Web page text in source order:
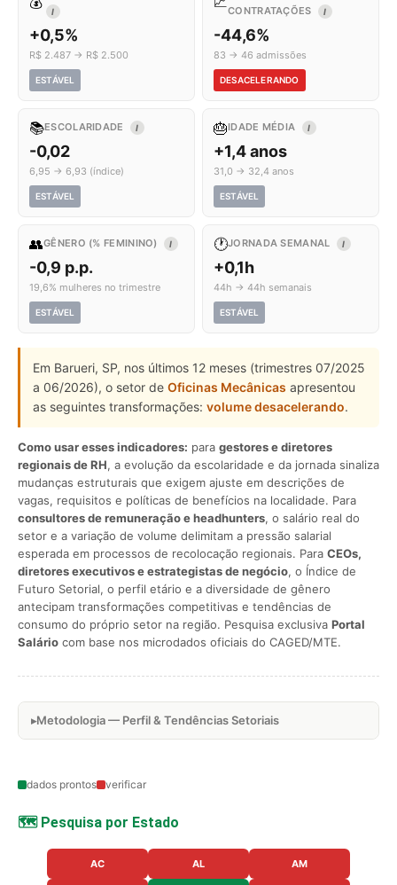
I
+0,5%
R$ 2.487 → R$ 2.500
ESTÁVEL
CONTRATAÇÕES I
-44,6%
83 → 46 admissões
DESACELERANDO
📚ESCOLARIDADE I
-0,02
6,95 → 6,93 (índice)
ESTÁVEL
🎂IDADE MÉDIA I
+1,4 anos
31,0 → 32,4 anos
ESTÁVEL
👥GÊNERO (% FEMININO) I
-0,9 p.p.
19,6% mulheres no trimestre
ESTÁVEL
🕐JORNADA SEMANAL I
+0,1h
44h → 44h semanais
ESTÁVEL
Em Barueri, SP, nos últimos 12 meses (trimestres 07/2025
a 06/2026), o setor de Oficinas Mecânicas apresentou
as seguintes transformações: volume desacelerando.
Como usar esses indicadores: para gestores e diretores
regionais de RH, a evolução da escolaridade e da jornada sinaliza
mudanças estruturais que exigem ajuste em descrições de
vagas, requisitos e políticas de benefícios na localidade. Para
consultores de remuneração e headhunters, o salário real do
setor e a variação de volume delimitam a pressão salarial
esperada em processos de recolocação regionais. Para CEOs,
diretores executivos e estrategistas de negócio, o Índice de
Futuro Setorial, o perfil etário e a diversidade de gênero
antecipam transformações competitivas e tendências de
consumo do próprio setor na região. Pesquisa exclusiva Portal
Salário com base nos microdados oficiais do CAGED/MTE.
Metodologia — Perfil & Tendências Setoriais
dados prontos verificar
🗺️ Pesquisa por Estado
AC AL AM